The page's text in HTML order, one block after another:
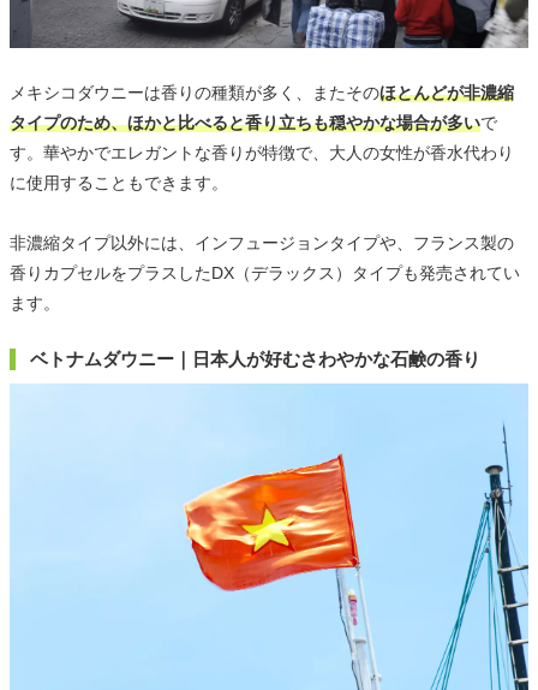
メキシコダウニーは香りの種類が多く、またそのほとんどが非濃縮
タイプのため、ほかと比べると香り立ちも穏やかな場合が多いで
す。華やかでエレガントな香りが特徴で、大人の女性が香水代わり
に使用することもできます。
非濃縮タイプ以外には、インフュージョンタイプや、フランス製の
香りカプセルをプラスしたDX（デラックス）タイプも発売されてい
ます。
ベトナムダウニー｜日本人が好むさわやかな石鹸の香り